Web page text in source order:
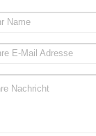
Name
E-Mail Adresse
Nachricht